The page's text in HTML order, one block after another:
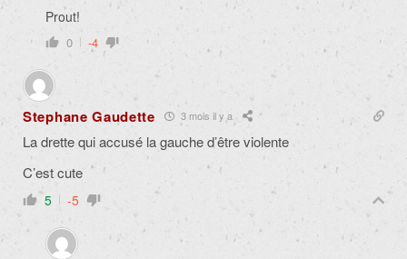
Prout!
0 -4
Stephane Gaudette 3 mois il y a
La drette qui accusé la gauche d’être violente
C’est cute
5 -5